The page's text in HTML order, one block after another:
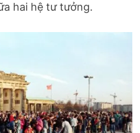
hai hệ tư tưởng.